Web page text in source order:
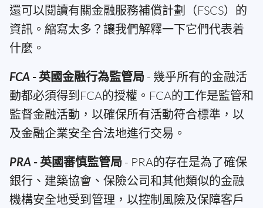
還可以閱讀有關金融服務補償計劃（FSCS）的
資訊。縮寫太多？讓我們解釋一下它們代表着
什麼。
FCA - 英國金融行為監管局 - 幾乎所有的金融活
動都必須得到FCA的授權。FCA的工作是監管和
監督金融活動，以確保所有活動符合標準，以
及金融企業安全合法地進行交易。
PRA - 英國審慎監管局 - PRA的存在是為了確保
銀行、建築協會、保險公司和其他類似的金融
機構安全地受到管理，以控制風險及保障客戶